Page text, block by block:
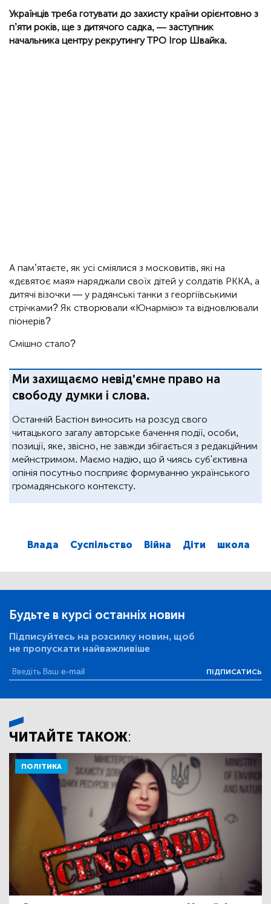
Українців треба готувати до захисту країни орієнтовно з
п’яти років, ще з дитячого садка, — заступник
начальника центру рекрутингу ТРО Ігор Швайка.
А пам’ятаєте, як усі сміялися з московитів, які на
«дєвятоє мая» наряджали своїх дітей у солдатів РККА, а
дитячі візочки — у радянські танки з георгіївськими
стрічками? Як створювали «Юнармію» та відновлювали
піонерів?
Смішно стало?
Ми захищаємо невід'ємне право на
свободу думки і слова.
Останній Бастіон виносить на розсуд свого
читацького загалу авторське бачення події, особи,
позиції, яке, звісно, не завжди збігається з редакційним
мейнстримом. Маємо надію, що й чиясь суб'єктивна
опінія посутньо посприяє формуванню українського
громадянського контексту.
Влада Суспільство Війна Діти школа
Будьте в курсі останніх новин
Підписуйтесь на розсилку новин, щоб
не пропускати найважливіше
ПІДПИСАТИСЬ
ЧИТАЙТЕ ТАКОЖ:
ПОЛІТИКА